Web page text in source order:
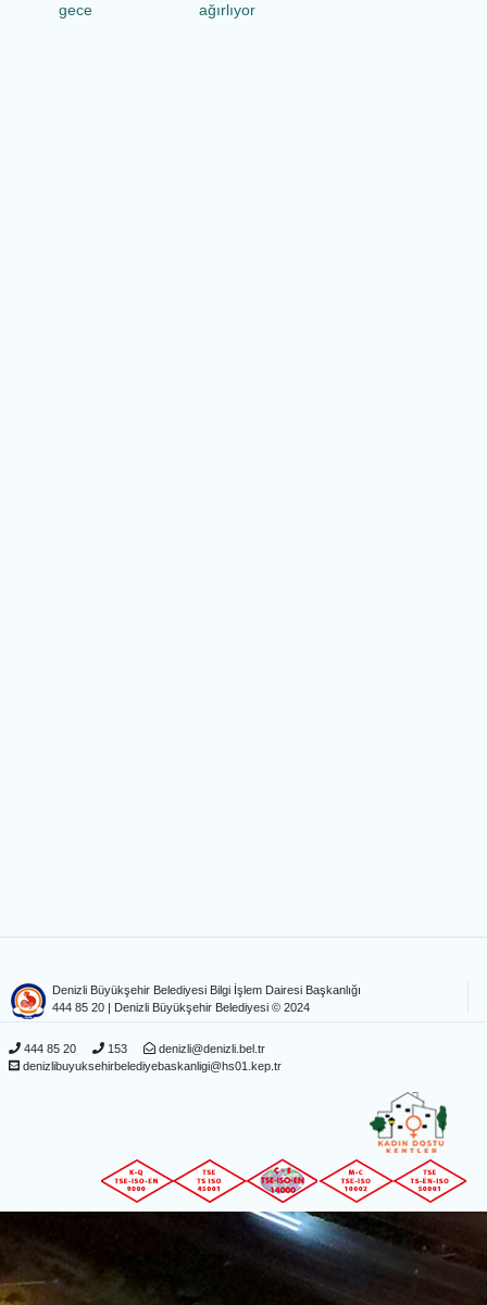
gece
ağırlıyor
Denizli Büyükşehir Belediyesi Bilgi İşlem Dairesi Başkanlığı
444 85 20 | Denizli Büyükşehir Belediyesi © 2024
444 85 20 153
denizli@denizli.bel.tr
denizlibuyuksehirbelediyebaskanligi@hs01.kep.tr